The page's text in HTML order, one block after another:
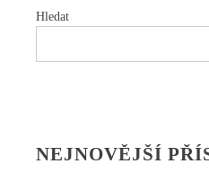
Hledat
NEJNOVĚJŠÍ